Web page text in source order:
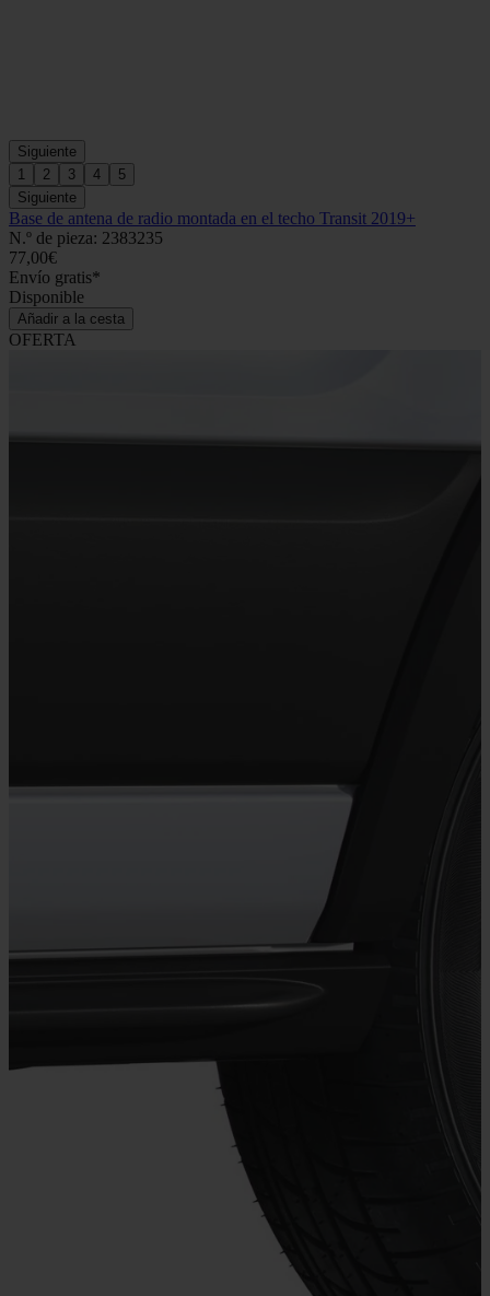
Siguiente
1
2 3 4
5
Siguiente
Base de antena de radio montada en el techo Transit 2019+
N.º de pieza: 2383235
77,00€
Envío gratis*
Disponible
Añadir a la cesta
OFERTA